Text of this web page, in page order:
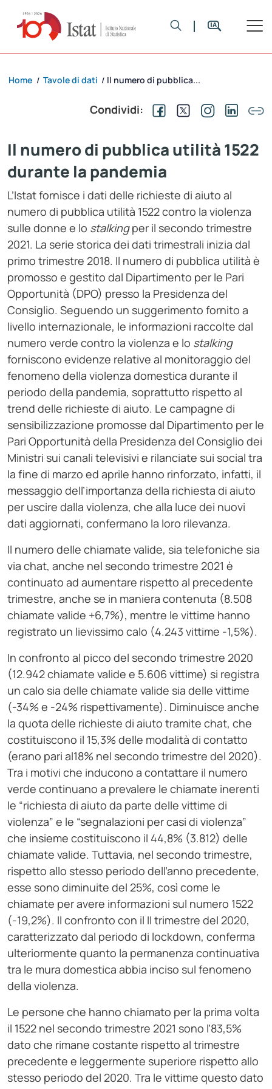
Home / Tavole di dati / Il numero di pubblica...
Condividi:
Il numero di pubblica utilità 1522
durante la pandemia
L’Istat fornisce i dati delle richieste di aiuto al
numero di pubblica utilità 1522 contro la violenza
sulle donne e lo stalkingper il secondo trimestre
2021. La serie storica dei dati trimestrali inizia dal
primo trimestre 2018. Il numero di pubblica utilità è
promosso e gestito dal Dipartimento per le Pari
Opportunità (DPO) presso la Presidenza del
Consiglio. Seguendo un suggerimento fornito a
livello internazionale, le informazioni raccolte dal
numero verde contro la violenza e lo stalking
forniscono evidenze relative al monitoraggio del
fenomeno della violenza domestica durante il
periodo della pandemia, soprattutto rispetto al
trend delle richieste di aiuto. Le campagne di
sensibilizzazione promosse dal Dipartimento per le
Pari Opportunità della Presidenza del Consiglio dei
Ministri sui canali televisivi e rilanciate sui social tra
la fine di marzo ed aprile hanno rinforzato, infatti, il
messaggio dell’importanza della richiesta di aiuto
per uscire dalla violenza, che alla luce dei nuovi
dati aggiornati, confermano la loro rilevanza.
Il numero delle chiamate valide, sia telefoniche sia
via chat, anche nel secondo trimestre 2021 è
continuato ad aumentare rispetto al precedente
trimestre, anche se in maniera contenuta (8.508
chiamate valide +6,7%), mentre le vittime hanno
registrato un lievissimo calo (4.243 vittime -1,5%).
In confronto al picco del secondo trimestre 2020
(12.942 chiamate valide e 5.606 vittime) si registra
un calo sia delle chiamate valide sia delle vittime
(-34% e -24% rispettivamente). Diminuisce anche
la quota delle richieste di aiuto tramite chat, che
costituiscono il 15,3% delle modalità di contatto
(erano pari al18% nel secondo trimestre del 2020).
Tra i motivi che inducono a contattare il numero
verde continuano a prevalere le chiamate inerenti
le “richiesta di aiuto da parte delle vittime di
violenza” e le “segnalazioni per casi di violenza”
che insieme costituiscono il 44,8% (3.812) delle
chiamate valide. Tuttavia, nel secondo trimestre,
rispetto allo stesso periodo dell’anno precedente,
esse sono diminuite del 25%, così come le
chiamate per avere informazioni sul numero 1522
(-19,2%). Il confronto con il II trimestre del 2020,
caratterizzato dal periodo di lockdown, conferma
ulteriormente quanto la permanenza continuativa
tra le mura domestica abbia inciso sul fenomeno
della violenza.
Le persone che hanno chiamato per la prima volta
il 1522 nel secondo trimestre 2021 sono l’83,5%
dato che rimane costante rispetto al trimestre
precedente e leggermente superiore rispetto allo
stesso periodo del 2020. Tra le vittime questo dato